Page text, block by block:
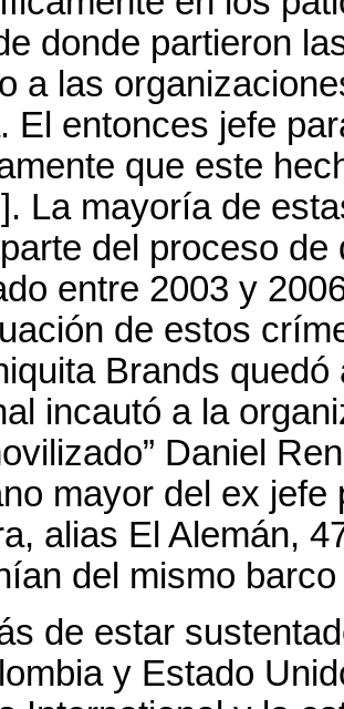
donde partieron
a las
El entonces jefe
que este
]. La mayoría de
del proceso
entre 2003 y
de estos
Brands
incautó a la
Daniel
mayor del ex
alias El Alemán,
del mismo
de estar
y Estado